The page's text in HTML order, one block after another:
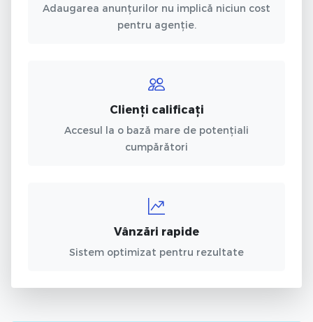
Adaugarea anunțurilor nu implică niciun cost
pentru agenție.
Clienți calificați
Accesul la o bază mare de potențiali
cumpărători
Vânzări rapide
Sistem optimizat pentru rezultate